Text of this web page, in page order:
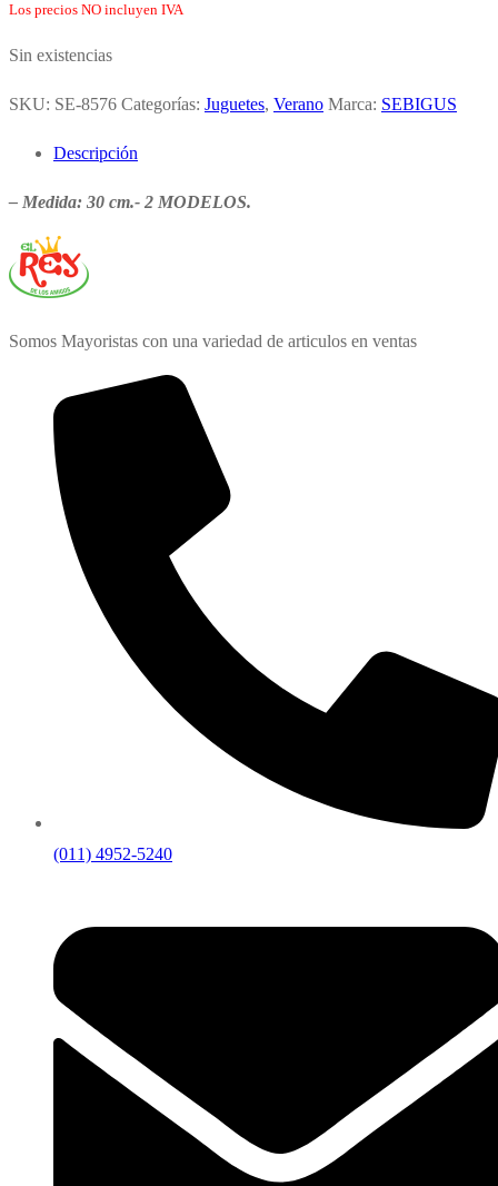
Los precios NO incluyen IVA
Sin existencias
SKU: SE-8576 Categorías: Juguetes, Verano Marca: SEBIGUS
Descripción
– Medida: 30 cm.- 2 MODELOS.
Somos Mayoristas con una variedad de articulos en ventas
(011) 4952-5240